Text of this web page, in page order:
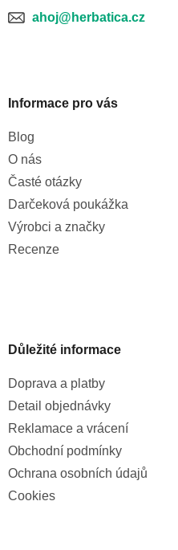
ahoj@herbatica.cz
Informace pro vás
Blog
O nás
Časté otázky
Darčeková poukážka
Výrobci a značky
Recenze
Důležité informace
Doprava a platby
Detail objednávky
Reklamace a vrácení
Obchodní podmínky
Ochrana osobních údajů
Cookies